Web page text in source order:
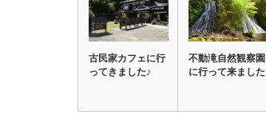
古民家カフェに行
ってきました♪
不動滝自然観察園
に行って来ました